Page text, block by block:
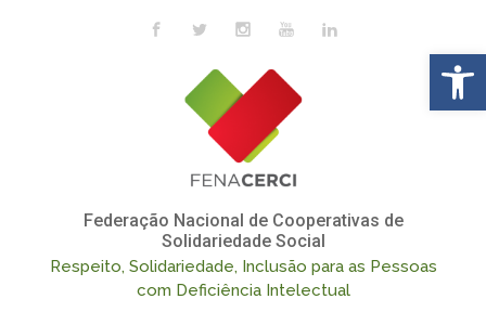
Skip to main content
Federação Nacional de Cooperativas de
Solidariedade Social
Respeito, Solidariedade, Inclusão para as Pessoas
com Deficiência Intelectual